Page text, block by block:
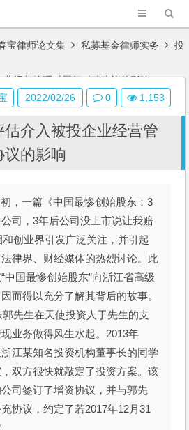
宝律师论文集 私募基金律师实务 投
经营管理对履行对赌协议的影响
介入被投企业经营管
的影响
，一篇《中国最惨创始股东：3
司，3年后公司没上市说让我赔
创业界引发广泛关注，并引起
律界、财经媒体的热烈讨论。此
中国最惨创始股东”向浙江省高级
而得以充分了解其背后的故事。
先生在天使投资人于先生的支
业务做得风生水起。2013年
江某知名投资机构董事长的同学
双方很快就敲定了投资方案。该
司签订了增资协议，并与郭先
协议，约定了若2017年12月31
2022/02/26 0 1,153